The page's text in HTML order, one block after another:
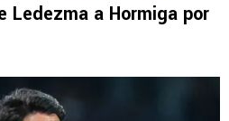
Ledezma a Hormiga por